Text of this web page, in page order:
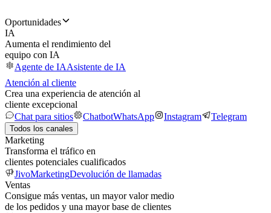
Oportunidades
IA
Aumenta el rendimiento del
equipo con IA
Agente de IAAsistente de IA
Atención al cliente
Crea una experiencia de atención al
cliente excepcional
Chat para sitios
ChatbotWhatsApp Instagram Telegram
Todos los canales
Marketing
Transforma el tráfico en
clientes potenciales cualificados
JivoMarketingDevolución de llamadas
Ventas
Consigue más ventas, un mayor valor medio
de los pedidos y una mayor base de clientes